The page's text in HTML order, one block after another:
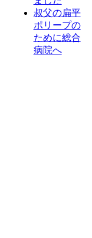
叔父の扁平
ポリープの
ために総合
病院へ